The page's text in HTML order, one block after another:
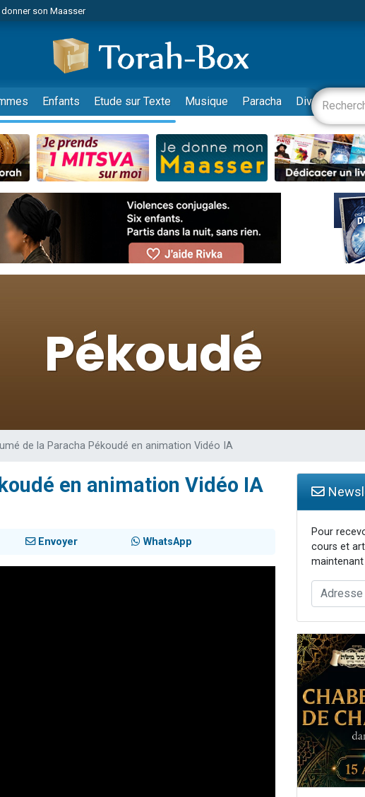
son Maasser
viennent de faire un don pour Diane, 80 ans, dans un appartement insalubre
de nous rejoindre sur WhatsApp
de demander une bénédiction
musiques dans Torah-Box Music
viennent de faire un don pour Sauvez la jambe de Yohan
pour étudier en groupe sur Zoom
de nous rejoindre sur WhatsApp
de nous rejoindre sur WhatsApp
de nous rejoindre sur WhatsApp
musiques dans Torah-Box Music
viennent de faire un don pour Tsédaka : pauvres d'Israel
places pour étudier en groupe sur Zoom
de donner son Maasser
Enfants Etude sur Texte Musique Paracha
de la Paracha Pékoudé en animation Vidéo IA
en animation Vidéo IA
Envoyer WhatsApp
Pour
cours et
maintenant